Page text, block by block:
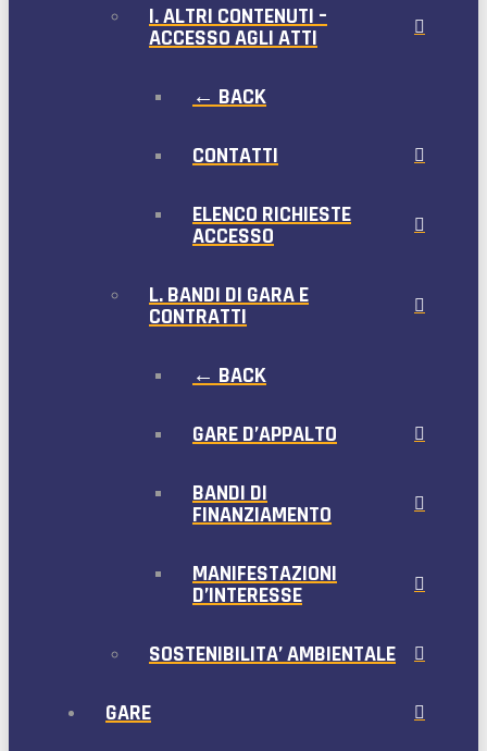
I. ALTRI CONTENUTI –
ACCESSO AGLI ATTI
← BACK
CONTATTI
ELENCO RICHIESTE
ACCESSO
L. BANDI DI GARA E
CONTRATTI
← BACK
GARE D’APPALTO
BANDI DI
FINANZIAMENTO
MANIFESTAZIONI
D’INTERESSE
SOSTENIBILITA’ AMBIENTALE
GARE